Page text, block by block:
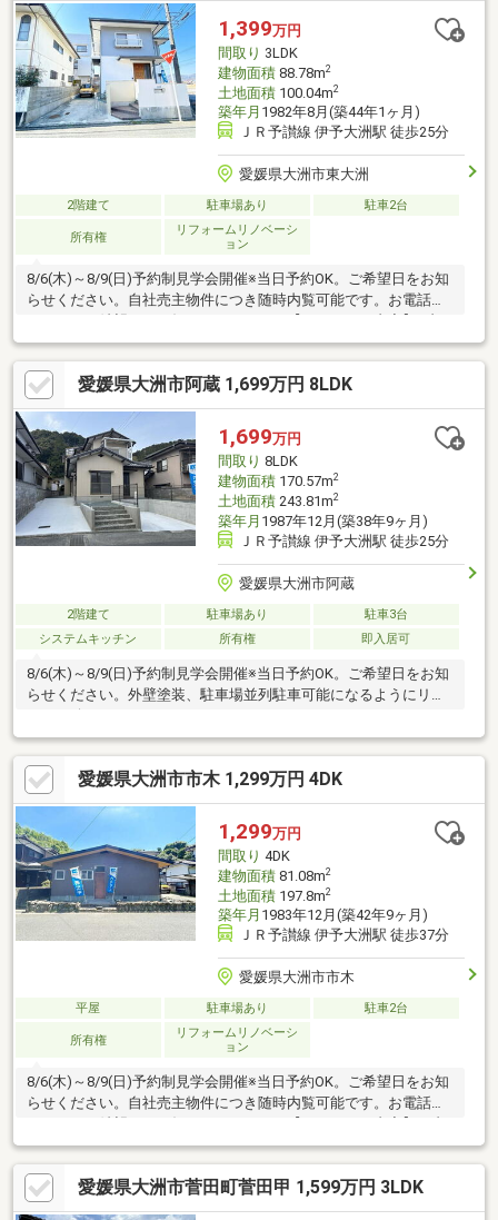
についてお引渡しより２年間保証・シロアリ防除工事施工後5年間
保証・返済額や融資可能額など、お客様のご希望にあわせてご提
案。住宅ローンが初めての方でもお
1,399万円
間取り 3LDK
建物面積88.78m2
土地面積100.04m2
築年月 1982年8月(築44年1ヶ月)
ＪＲ予讃線 伊予大洲駅 徒歩25分
愛媛県大洲市東大洲
2階建て 駐車場あり 駐車2台
所有権
リフォームリノベーシ
ョン
8/6(木)～8/9(日)予約制見学会開催※当日予約OK。ご希望日をお知
らせください。自社売主物件につき随時内覧可能です。お電話か
装工事システムキッチン交換、ユニットバス交換、温水洗浄便座
トイレ交換、洗面化粧台交換、フローリング上張り、クロス張替
え、畳表替え、クッションフロア張替え、建具交換、クローゼッ
ト交換、シューズボックス設置、インターホン設置【おすすめポ
イント】・雨漏り、構造上主要な部分の欠陥や・腐食、給排水管
の故障や漏水についてお引渡しより２年間保証・シロアリ防除工
事施工後5年間保証・返済額や融資可能
愛媛県大洲市阿蔵 1,699万円 8LDK
1,699万円
間取り 8LDK
建物面積170.57m2
土地面積243.81m2
築年月 1987年12月(築38年9ヶ月)
ＪＲ予讃線 伊予大洲駅 徒歩25分
愛媛県大洲市阿蔵
2階建て 駐車場あり
駐車3台
システムキッチン
所有権 即入居可
8/6(木)～8/9(日)予約制見学会開催※当日予約OK。ご希望日をお知
らせください。外壁塗装、駐車場並列駐車可能になるようにリフ
ォーム致しました。
愛媛県大洲市市木 1,299万円 4DK
1,299万円
間取り 4DK
建物面積81.08m2
土地面積197.8m2
築年月 1983年12月(築42年9ヶ月)
ＪＲ予讃線 伊予大洲駅 徒歩37分
愛媛県大洲市市木
平屋 駐車場あり 駐車2台
所有権
リフォームリノベーシ
ョン
8/6(木)～8/9(日)予約制見学会開催※当日予約OK。ご希望日をお知
らせください。自社売主物件につき随時内覧可能です。お電話か
装≫シロアリ工防除工事、雨漏り点検、設備点検等≪外構≫屋根
塗装、外壁塗装、庭木伐採、雨樋補修、浄化槽清掃、玄関ドア交
換等【おすすめポイント】・本物件は条件により住宅ローン減税
が適用されます。・シロアリ防除工事施工後5年間保証。・お客様
愛媛県大洲市菅田町菅田甲 1,599万円 3LDK